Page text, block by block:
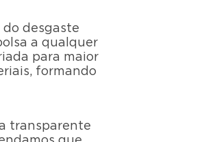
do desgaste
a qualquer
para maior
formando
transparente